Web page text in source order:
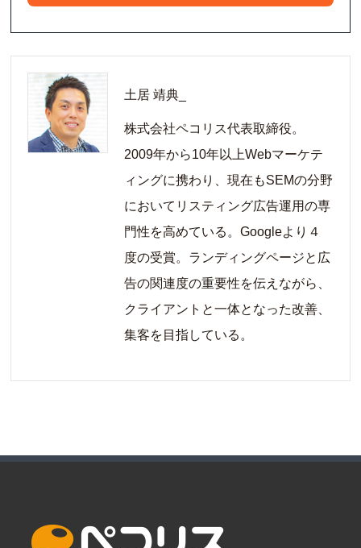
土居 靖典_
株式会社ペコリス代表取締役。
2009年から10年以上Webマーケテ
ィングに携わり、現在もSEMの分野
においてリスティング広告運用の専
門性を高めている。Googleより４
度の受賞。ランディングページと広
告の関連度の重要性を伝えながら、
クライアントと一体となった改善、
集客を目指している。